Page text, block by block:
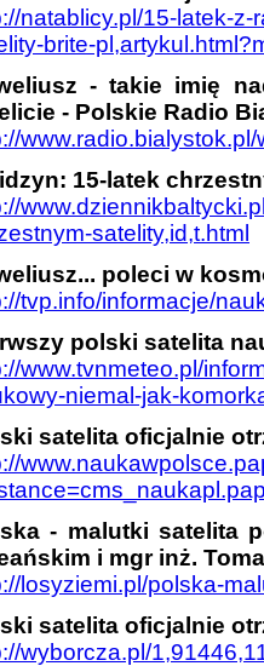
natablicy.pl/15-latek-
brite-
- takie imię
- Polskie Radio
15-latek
satelity,id,t.html
poleci w
tvp.info/informacje/
polski satelita
www.tvnmeteo.pl/
niemal-jak-
satelita oficjalnie
- malutki satelita
i mgr inż.
losyziemi.pl/polska-
satelita oficjalnie
wyborcza.pl/